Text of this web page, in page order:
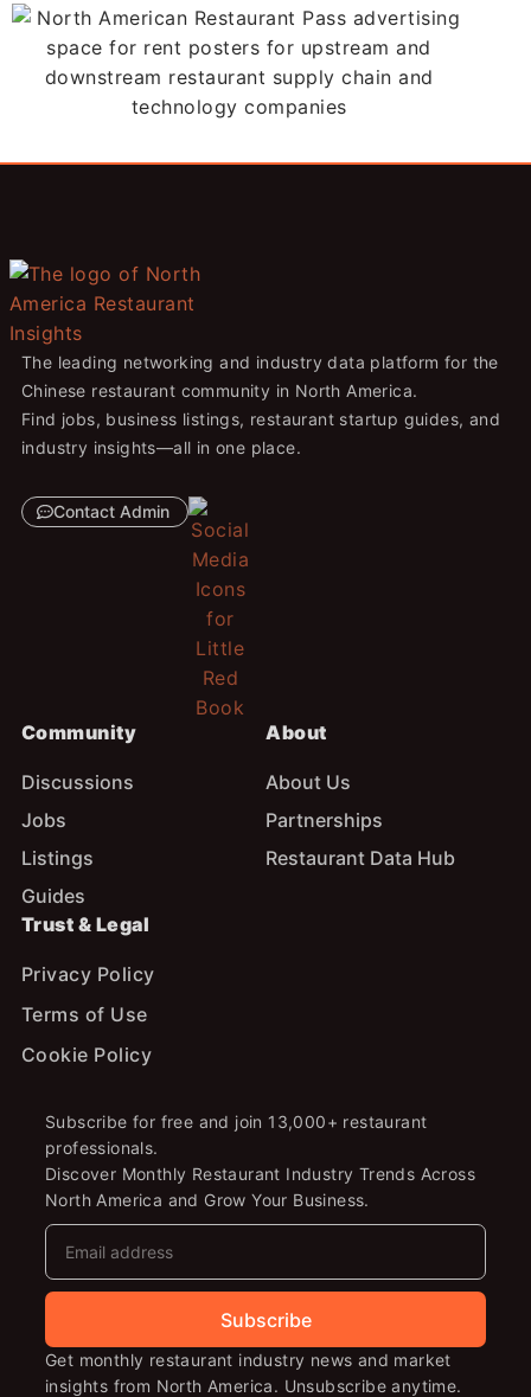
The leading networking and industry data platform for the
Chinese restaurant community in North America.
Find jobs, business listings, restaurant startup guides, and
industry insights—all in one place.
Contact Admin
Community
Discussions
Jobs
Listings
Guides
About
About Us
Partnerships
Restaurant Data Hub
Trust & Legal
Privacy Policy
Terms of Use
Cookie Policy
Subscribe for free and join 13,000+ restaurant
professionals.
Discover Monthly Restaurant Industry Trends Across
North America and Grow Your Business.
Subscribe
Get monthly restaurant industry news and market
insights from North America. Unsubscribe anytime.